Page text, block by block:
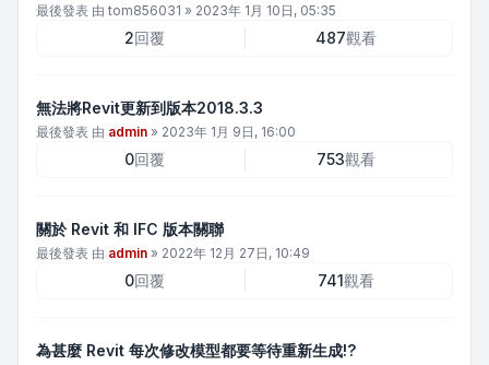
最後發表 由 tom856031 » 2023年 1月 10日, 05:35
2回覆 487觀看
無法將Revit更新到版本2018.3.3
最後發表 由 admin » 2023年 1月 9日, 16:00
0回覆 753觀看
關於 Revit 和 IFC 版本關聯
最後發表 由 admin » 2022年 12月 27日, 10:49
0回覆 741觀看
為甚麼 Revit 每次修改模型都要等待重新生成!?